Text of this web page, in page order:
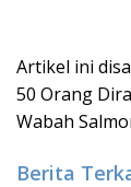
Artikel ini
50 Orang
Wabah
Berita